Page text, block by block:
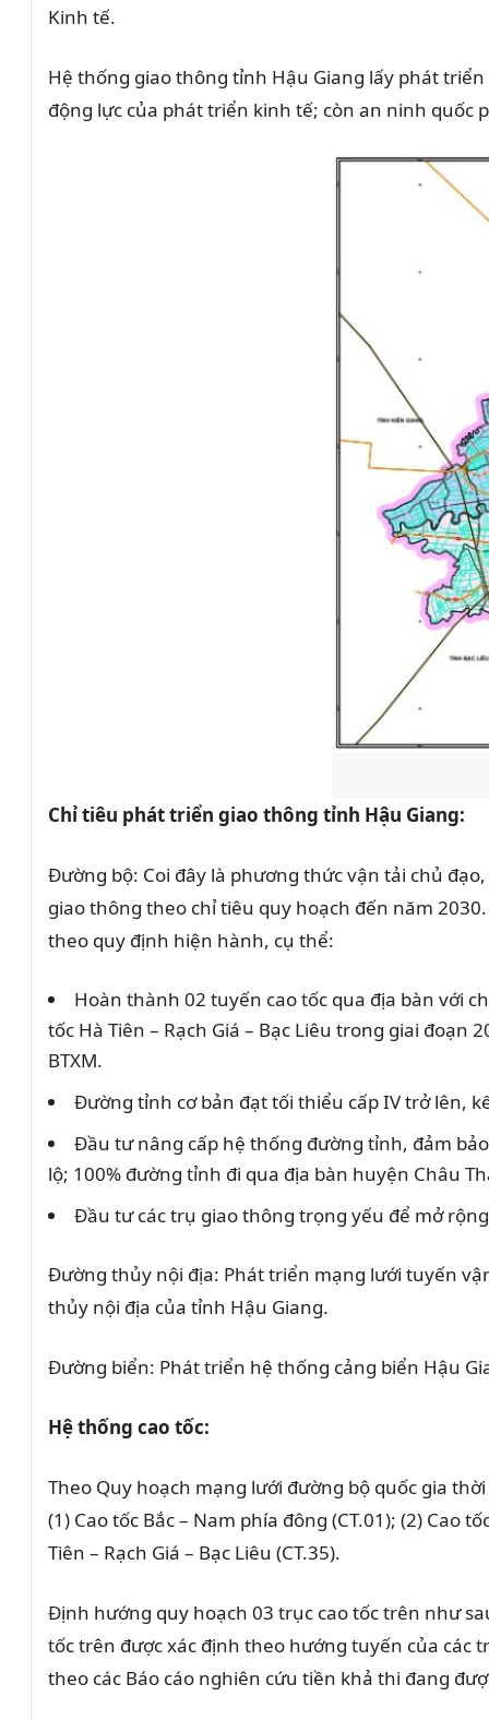
Kinh tế.
Hệ thống giao thông tỉnh Hậu Giang lấy phát
động lực của phát triển kinh tế; còn an ninh
Chỉ tiêu phát triển giao thông tỉnh Hậu Giang:
Đường bộ: Coi đây là phương thức vận tải chủ
giao thông theo chỉ tiêu quy hoạch đến năm
theo quy định hiện hành, cụ thể:
Hoàn thành 02 tuyến cao tốc qua địa bàn với
tốc Hà Tiên – Rạch Giá – Bạc Liêu trong giai
BTXM.
Đường tỉnh cơ bản đạt tối thiểu cấp IV trở lên,
Đầu tư nâng cấp hệ thống đường tỉnh, đảm
lộ; 100% đường tỉnh đi qua địa bàn huyện Châu
Đầu tư các trụ giao thông trọng yếu để mở
Đường thủy nội địa: Phát triển mạng lưới tuyến
thủy nội địa của tỉnh Hậu Giang.
Đường biển: Phát triển hệ thống cảng biển Hậu
Hệ thống cao tốc:
Theo Quy hoạch mạng lưới đường bộ quốc gia
(1) Cao tốc Bắc – Nam phía đông (CT.01); (2) Cao
Tiên – Rạch Giá – Bạc Liêu (CT.35).
Định hướng quy hoạch 03 trục cao tốc trên như
tốc trên được xác định theo hướng tuyến của các
theo các Báo cáo nghiên cứu tiền khả thi đang